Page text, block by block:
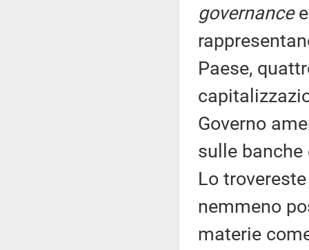
governancee
Paese,
Governo
sulle
Lo
nemmeno
materie